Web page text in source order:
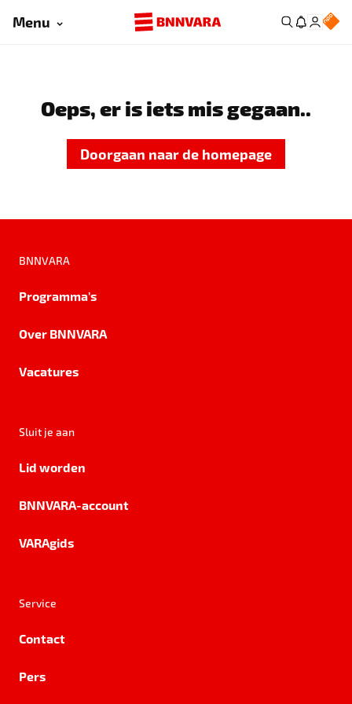
Menu
Oeps, er is iets mis gegaan..
Doorgaan naar de homepage
BNNVARA
Programma's
Over BNNVARA
Vacatures
Sluit je aan
Lid worden
BNNVARA-account
VARAgids
Service
Contact
Pers